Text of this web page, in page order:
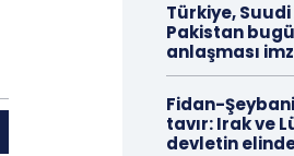
Türkiye,
Pakistan
anlaşması
Fidan-
tavır: Irak ve
devletin